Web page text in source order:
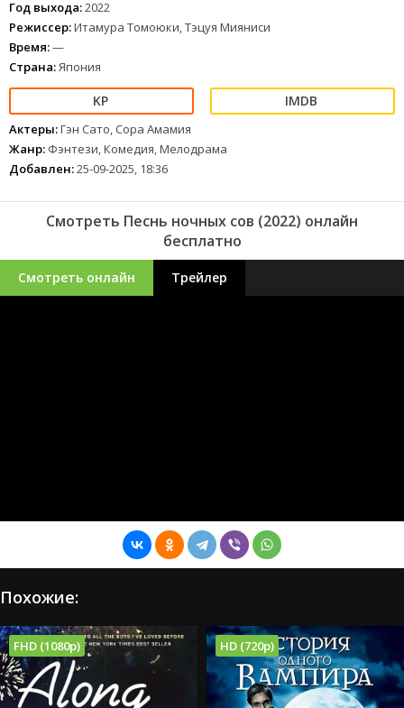
Год выхода:2022
Режиссер:Итамура Томоюки, Тэцуя Мияниси
Время:—
Страна:Япония
Актеры:Гэн Сато, Сора Амамия
Жанр: Фэнтези, Комедия, Мелодрама
Добавлен:25-09-2025, 18:36
Смотреть Песнь ночных сов (2022) онлайн
бесплатно
Смотреть онлайн Трейлер
Похожие:
FHD (1080p) HD (720p)